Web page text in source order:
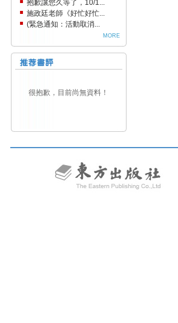
抱歉讓您久等了，10/1...
施政廷老師《好忙好忙...
(緊急通知：活動取消...
MORE
很抱歉，目前尚無資料！